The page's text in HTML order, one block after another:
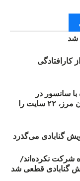
شد
کارافتادگی
با سانسور در
اینترنت: #آزادی هم‌آیند گزارشگران‌ بدون مرز، ۲۲ سایت را
گنابادی می‌گذرد
شرکت نکرده‌اند/